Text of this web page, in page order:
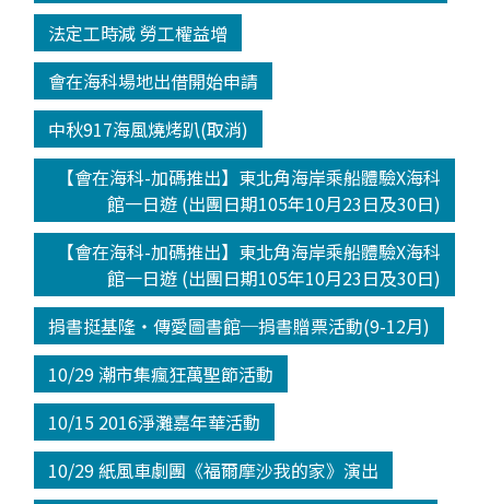
法定工時減 勞工權益增
會在海科場地出借開始申請
中秋917海風燒烤趴(取消)
【會在海科-加碼推出】東北角海岸乘船體驗X海科
館一日遊 (出團日期105年10月23日及30日)
【會在海科-加碼推出】東北角海岸乘船體驗X海科
館一日遊 (出團日期105年10月23日及30日)
捐書挺基隆‧傳愛圖書館─捐書贈票活動(9-12月)
10/29 潮市集瘋狂萬聖節活動
10/15 2016淨灘嘉年華活動
10/29 紙風車劇團《福爾摩沙我的家》演出